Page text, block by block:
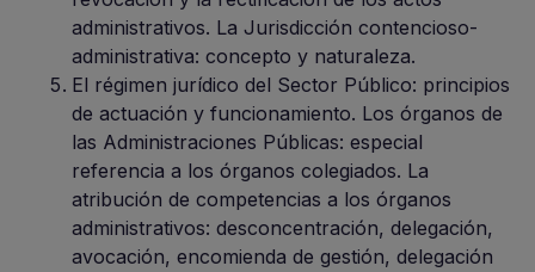
administrativos. La Jurisdicción contencioso-
administrativa: concepto y naturaleza.
El régimen jurídico del Sector Público: principios
de actuación y funcionamiento. Los órganos de
las Administraciones Públicas: especial
referencia a los órganos colegiados. La
atribución de competencias a los órganos
administrativos: desconcentración, delegación,
avocación, encomienda de gestión, delegación